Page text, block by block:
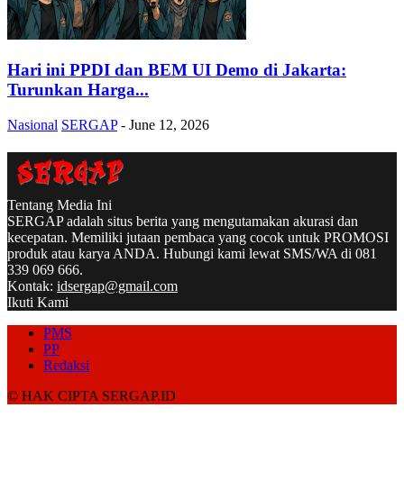
Hari ini PPDI dan BEM UI Demo di Jakarta:
Turunkan Harga...
Nasional SERGAP - June 12, 2026
Tentang Media Ini
SERGAP adalah situs berita yang mengutamakan akurasi dan
kecepatan. Memiliki jutaan pembaca yang cocok untuk PROMOSI
produk atau karya ANDA. Hubungi kami lewat SMS/WA di 081
339 069 666.
Kontak: idsergap@gmail.com
Ikuti Kami
PMS
PP
Redaksi
© HAK CIPTA SERGAP.ID